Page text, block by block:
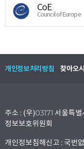
CoE
Council of Europe
개인정보처리방침 찾아오
주소 : (우)03171 서울특
정보보호위원회
개인정보침해신고 : 국번